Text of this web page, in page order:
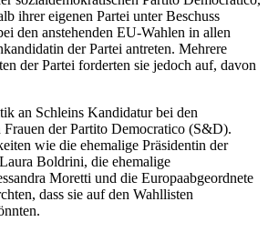
ihrer eigenen Partei unter Beschuss
den anstehenden EU-Wahlen in allen
der Partei antreten. Mehrere
der Partei forderten sie jedoch auf, davon
an Schleins Kandidatur bei den
der Partito Democratico (S&D).
wie die ehemalige Präsidentin der
Boldrini, die ehemalige
Moretti und die Europaabgeordnete
dass sie auf den Wahllisten